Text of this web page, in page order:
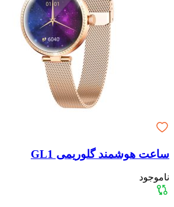
ساعت هوشمند گلوریمی GL1
ناموجود